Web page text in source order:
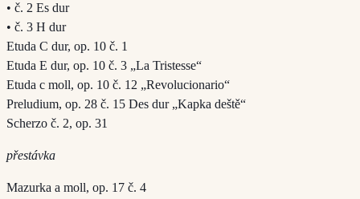
• č. 2 Es dur
• č. 3 H dur
Etuda C dur, op. 10 č. 1
Etuda E dur, op. 10 č. 3 „La Tristesse“
Etuda c moll, op. 10 č. 12 „Revolucionario“
Preludium, op. 28 č. 15 Des dur „Kapka deště“
Scherzo č. 2, op. 31
přestávka
Mazurka a moll, op. 17 č. 4